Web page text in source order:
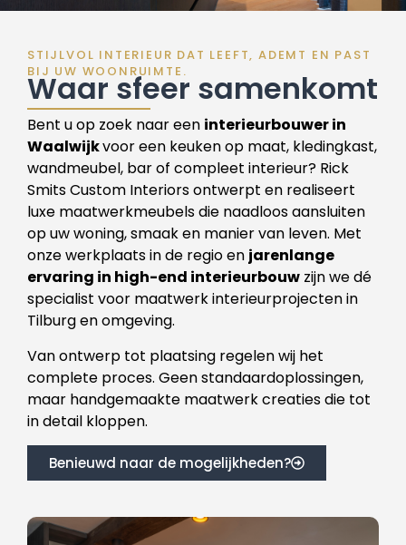
STIJLVOL INTERIEUR DAT LEEFT, ADEMT EN PAST
BIJ UW WOONRUIMTE.
Waar sfeer samenkomt
Bent u op zoek naar een interieurbouwer in
Waalwijkvoor een keuken op maat, kledingkast,
wandmeubel, bar of compleet interieur? Rick
Smits Custom Interiors ontwerpt en realiseert
luxe maatwerkmeubels die naadloos aansluiten
op uw woning, smaak en manier van leven. Met
onze werkplaats in de regio en jarenlange
ervaring in high-end interieurbouw zijn we dé
specialist voor maatwerk interieurprojecten in
Tilburg en omgeving.
Van ontwerp tot plaatsing regelen wij het
complete proces. Geen standaardoplossingen,
maar handgemaakte maatwerk creaties die tot
in detail kloppen.
Benieuwd naar de mogelijkheden?